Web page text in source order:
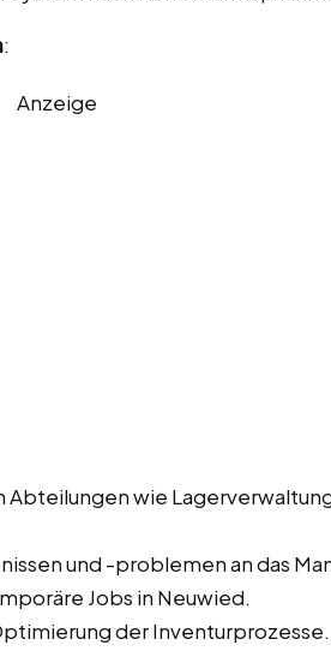
:
Anzeige
wie
und -problemen an das
Jobs in Neuwied.
der Inventurprozesse.